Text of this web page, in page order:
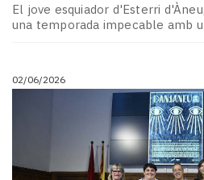
El jove esquiador d'Esterri
una temporada impecable amb
02/06/2026